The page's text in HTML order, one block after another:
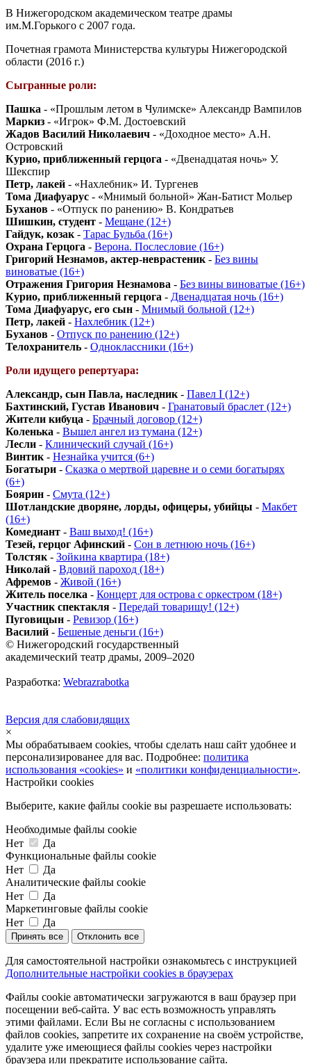
В Нижегородском академическом театре драмы
им.М.Горького с 2007 года.
Почетная грамота Министерства культуры Нижегородской
области (2016 г.)
Сыгранные роли:
Пашка - «Прошлым летом в Чулимске» Александр Вампилов
Маркиз - «Игрок» Ф.М. Достоевский
Жадов Василий Николаевич - «Доходное место» А.Н.
Островский
Курио, приближенный герцога - «Двенадцатая ночь» У.
Шекспир
Петр, лакей - «Нахлебник» И. Тургенев
Тома Диафуарус - «Мнимый больной» Жан-Батист Мольер
Буханов - «Отпуск по ранению» В. Кондратьев
Шишкин, студент - Мещане (12+)
Гайдук, козак - Тарас Бульба (16+)
Охрана Герцога - Верона. Послесловие (16+)
Григорий Незнамов, актер-неврастеник - Без вины
виноватые (16+)
Отражения Григория Незнамова - Без вины виноватые (16+)
Курио, приближенный герцога - Двенадцатая ночь (16+)
Тома Диафуарус, его сын - Мнимый больной (12+)
Петр, лакей - Нахлебник (12+)
Буханов - Отпуск по ранению (12+)
Телохранитель - Одноклассники (16+)
Роли идущего репертуара:
Александр, сын Павла, наследник - Павел I (12+)
Бахтинский, Густав Иванович - Гранатовый браслет (12+)
Жители кибуца - Брачный договор (12+)
Коленька - Вышел ангел из тумана (12+)
Лесли - Клинический случай (16+)
Винтик - Незнайка учится (6+)
Богатыри - Сказка о мертвой царевне и о семи богатырях
(6+)
Боярин - Смута (12+)
Шотландские дворяне, лорды, офицеры, убийцы - Макбет
(16+)
Комедиант - Ваш выход! (16+)
Тезей, герцог Афинский - Сон в летнюю ночь (16+)
Толстяк - Зойкина квартира (18+)
Николай - Вдовий пароход (18+)
Афремов - Живой (16+)
Житель поселка - Концерт для острова с оркестром (18+)
Участник спектакля - Передай товарищу! (12+)
Пуговицын - Ревизор (16+)
Василий - Бешеные деньги (16+)
© Нижегородский государственный
академический театр драмы, 2009–2020
Разработка: Webrazrabotka
Версия для слабовидящих
×
Мы обрабатываем cookies, чтобы сделать наш сайт удобнее и
персонализированее для вас. Подробнее: политика
использования «cookies» и «политики конфиденциальности».
Настройки cookies
Выберите, какие файлы cookie вы разрешаете использовать:
Необходимые файлы cookie
Нет
Да
Функциональные файлы cookie
Нет
Да
Аналитические файлы cookie
Нет
Да
Маркетинговые файлы cookie
Нет
Да
Принять все Отклонить все
Для самостоятельной настройки ознакомьтесь с инструкцией
Дополнительные настройки cookies в браузерах
Файлы cookie автоматически загружаются в ваш браузер при
посещении веб-сайта. У вас есть возможность управлять
этими файлами. Если Вы не согласны с использованием
файлов cookies, запретите их сохранение на своём устройстве,
удалите уже имеющиеся файлы cookies через настройки
браузера или прекратите использование сайта.